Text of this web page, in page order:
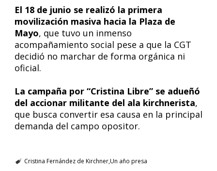
El 18 de junio se realizó la primera
movilización masiva hacia la Plaza de
Mayo, que tuvo un inmenso
acompañamiento social pese a que la CGT
decidió no marchar de forma orgánica ni
oficial.
La campaña por “Cristina Libre” se adueñó
del accionar militante del ala kirchnerista,
que busca convertir esa causa en la principal
demanda del campo opositor.
Cristina Fernández de KirchnerUn año presa